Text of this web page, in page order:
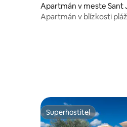
Apartmán v meste Sant
p de sa Talaia
Apartmán v blízkosti
Superhostiteľ
Superhostiteľ